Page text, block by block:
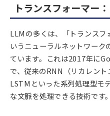
トランスフォーマー
LLMの多くは、「トランス
いうニューラルネットワーク
ています。これは2017年に
で、従来のRNN（リカレン
LSTMといった系列処理型モ
な文脈を処理できる技術です。